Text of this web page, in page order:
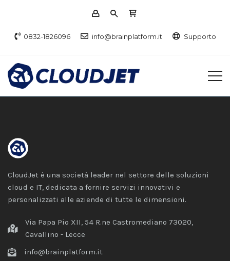
0832-1826096 info@brainplatform.it Supporto
CloudJet è una società leader nel settore delle soluzioni
cloud e IT, dedicata a fornire servizi innovativi e
personalizzati alle aziende di tutte le dimensioni.
Via Papa Pio XII, 54 R.ne Castromediano 73020,
Cavallino - Lecce
info@brainplatform.it